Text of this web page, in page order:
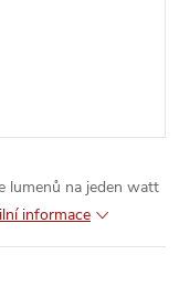
lumenů na jeden watt
informace